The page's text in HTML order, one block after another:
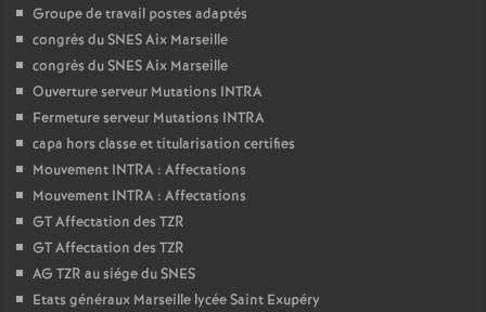
Groupe de travail postes adaptés
congrès du SNES Aix Marseille
congrès du SNES Aix Marseille
Ouverture serveur Mutations INTRA
Fermeture serveur Mutations INTRA
capa hors classe et titularisation certifies
Mouvement INTRA : Affectations
Mouvement INTRA : Affectations
GT Affectation des TZR
GT Affectation des TZR
AG TZR au siége du SNES
Etats généraux Marseille lycée Saint Exupéry